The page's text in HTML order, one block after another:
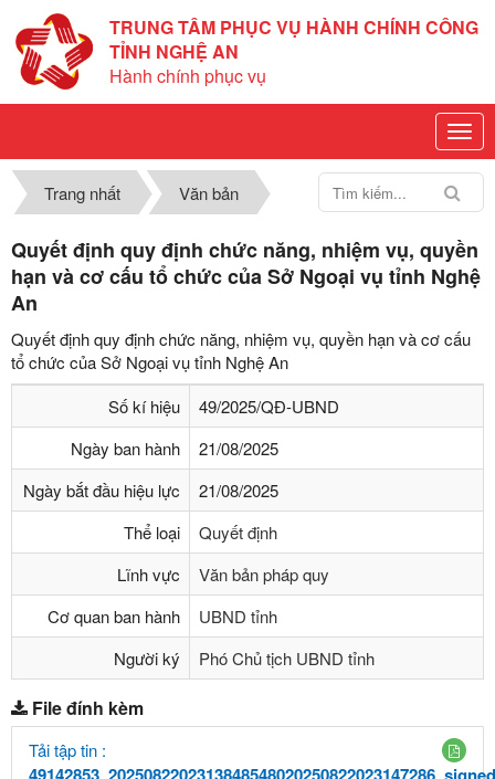
TRUNG TÂM PHỤC VỤ HÀNH CHÍNH CÔNG
TỈNH NGHỆ AN
Hành chính phục vụ
Trang nhất Văn bản
Quyết định quy định chức năng, nhiệm vụ, quyền
hạn và cơ cấu tổ chức của Sở Ngoại vụ tỉnh Nghệ
An
Quyết định quy định chức năng, nhiệm vụ, quyền hạn và cơ cấu
tổ chức của Sở Ngoại vụ tỉnh Nghệ An
Số kí hiệu
49/2025/QĐ-UBND
Ngày ban hành
21/08/2025
Ngày bắt đầu hiệu lực
21/08/2025
Thể loại
Quyết định
Lĩnh vực
Văn bản pháp quy
Cơ quan ban hành
UBND tỉnh
Người ký
Phó Chủ tịch UBND tỉnh
File đính kèm
Tải tập tin :